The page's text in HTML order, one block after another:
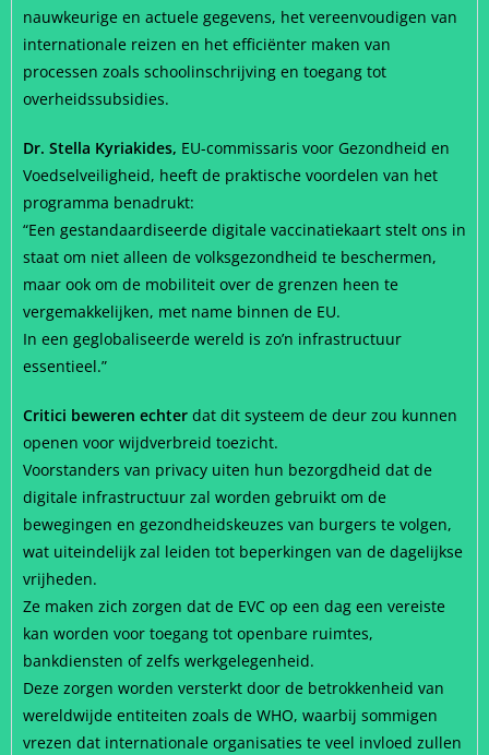
nauwkeurige en actuele gegevens, het vereenvoudigen van
internationale reizen en het efficiënter maken van
processen zoals schoolinschrijving en toegang tot
overheidssubsidies.
Dr. Stella Kyriakides, EU-commissaris voor Gezondheid en
Voedselveiligheid, heeft de praktische voordelen van het
programma benadrukt:
“Een gestandaardiseerde digitale vaccinatiekaart stelt ons in
staat om niet alleen de volksgezondheid te beschermen,
maar ook om de mobiliteit over de grenzen heen te
vergemakkelijken, met name binnen de EU.
In een geglobaliseerde wereld is zo’n infrastructuur
essentieel.”
Critici beweren echter dat dit systeem de deur zou kunnen
openen voor wijdverbreid toezicht.
Voorstanders van privacy uiten hun bezorgdheid dat de
digitale infrastructuur zal worden gebruikt om de
bewegingen en gezondheidskeuzes van burgers te volgen,
wat uiteindelijk zal leiden tot beperkingen van de dagelijkse
vrijheden.
Ze maken zich zorgen dat de EVC op een dag een vereiste
kan worden voor toegang tot openbare ruimtes,
bankdiensten of zelfs werkgelegenheid.
Deze zorgen worden versterkt door de betrokkenheid van
wereldwijde entiteiten zoals de WHO, waarbij sommigen
vrezen dat internationale organisaties te veel invloed zullen